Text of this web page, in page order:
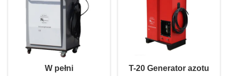
W pełni
T-20 Generator azotu